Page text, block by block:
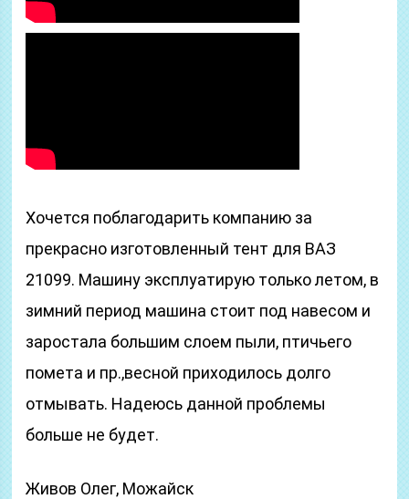
Хочется поблагодарить компанию за
прекрасно изготовленный тент для ВАЗ
21099. Машину эксплуатирую только летом, в
зимний период машина стоит под навесом и
заростала большим слоем пыли, птичьего
помета и пр.,весной приходилось долго
отмывать. Надеюсь данной проблемы
больше не будет.
Живов Олег, Можайск